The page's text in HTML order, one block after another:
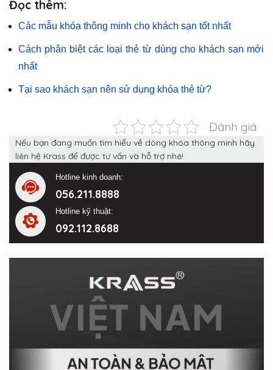
Đọc thêm:
Các mẫu khóa thông minh cho khách sạn tốt nhất
Cách phân biệt các loại thẻ từ dùng cho khách sạn mới
nhất
Tại sao khách sạn nên sử dụng khóa thẻ từ?
Đánh giá
Nếu bạn đang muốn tìm hiểu về dòng khóa thông minh hãy
liên hệ Krass để được tư vấn và hỗ trợ nhé!
Hotline kinh doanh:
056.211.8888
Hotline kỹ thuật:
092.112.8688